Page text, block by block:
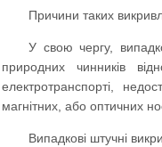
Причини таких
У свою чергу,
природних чинників
електротранспорті,
магнітних, або оптичних
Випадкові штучні